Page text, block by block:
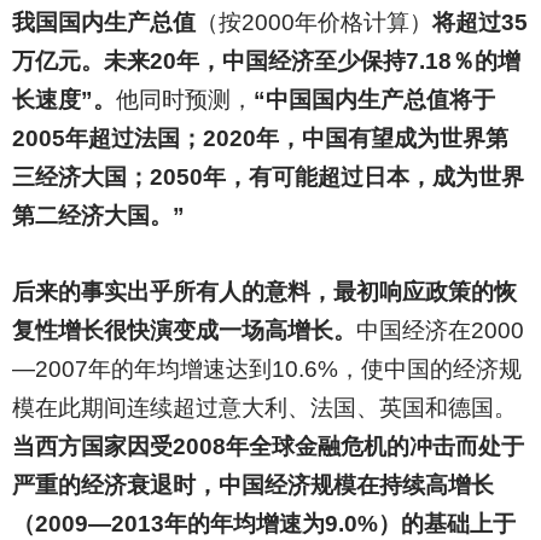
我国国内生产总值（按2000年价格计算）将超过35
万亿元。未来20年，中国经济至少保持7.18％的增
长速度”。 他同时预测， “中国国内生产总值将于
2005年超过法国；2020年，中国有望成为世界第
三经济大国；2050年，有可能超过日本，成为世界
第二经济大国。”
后来的事实出乎所有人的意料，最初响应政策的恢
复性增长很快演变成一场高增长。 中国经济在2000
—2007年的年均增速达到10.6%，使中国的经济规
模在此期间连续超过意大利、法国、英国和德国。
当西方国家因受2008年全球金融危机的冲击而处于
严重的经济衰退时，中国经济规模在持续高增长
（2009—2013年的年均增速为9.0%）的基础上于